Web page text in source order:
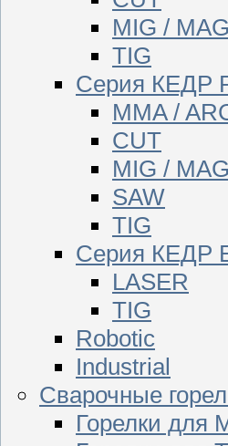
MIG / MAG
TIG
Серия КЕДР
MMA /
CUT
MIG / MAG
SAW
TIG
Серия КЕДР
LASER
TIG
Robotic
Industrial
Сварочные
Горелки для